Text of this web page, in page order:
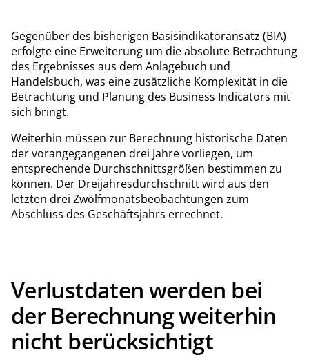
Gegenüber des bisherigen Basisindikatoransatz (BIA)
erfolgte eine Erweiterung um die absolute Betrachtung
des Ergebnisses aus dem Anlagebuch und
Handelsbuch, was eine zusätzliche Komplexität in die
Betrachtung und Planung des Business Indicators mit
sich bringt.
Weiterhin müssen zur Berechnung historische Daten
der vorangegangenen drei Jahre vorliegen, um
entsprechende Durchschnittsgrößen bestimmen zu
können. Der Dreijahresdurchschnitt wird aus den
letzten drei Zwölfmonatsbeobachtungen zum
Abschluss des Geschäftsjahrs errechnet.
Verlustdaten werden bei
der Berechnung weiterhin
nicht berücksichtigt